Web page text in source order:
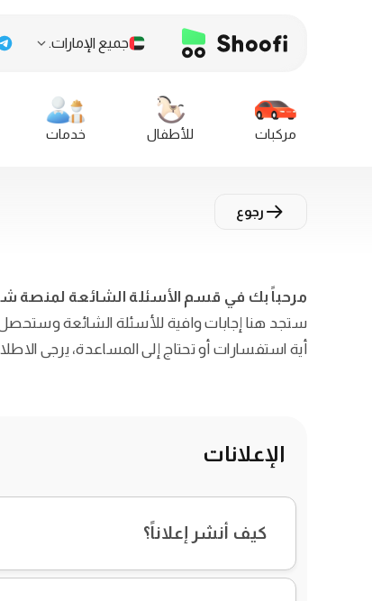
جميع الإمارات.
مركبات للأطفال خدمات
رجوع
مرحباً بك في قسم الأسئلة الشائعة لمنصة
ستجد هنا إجابات وافية للأسئلة الشائعة
أية استفسارات أو تحتاج إلى المساعدة، يرجى
الإعلانات
كيف أنشر إعلاناً؟